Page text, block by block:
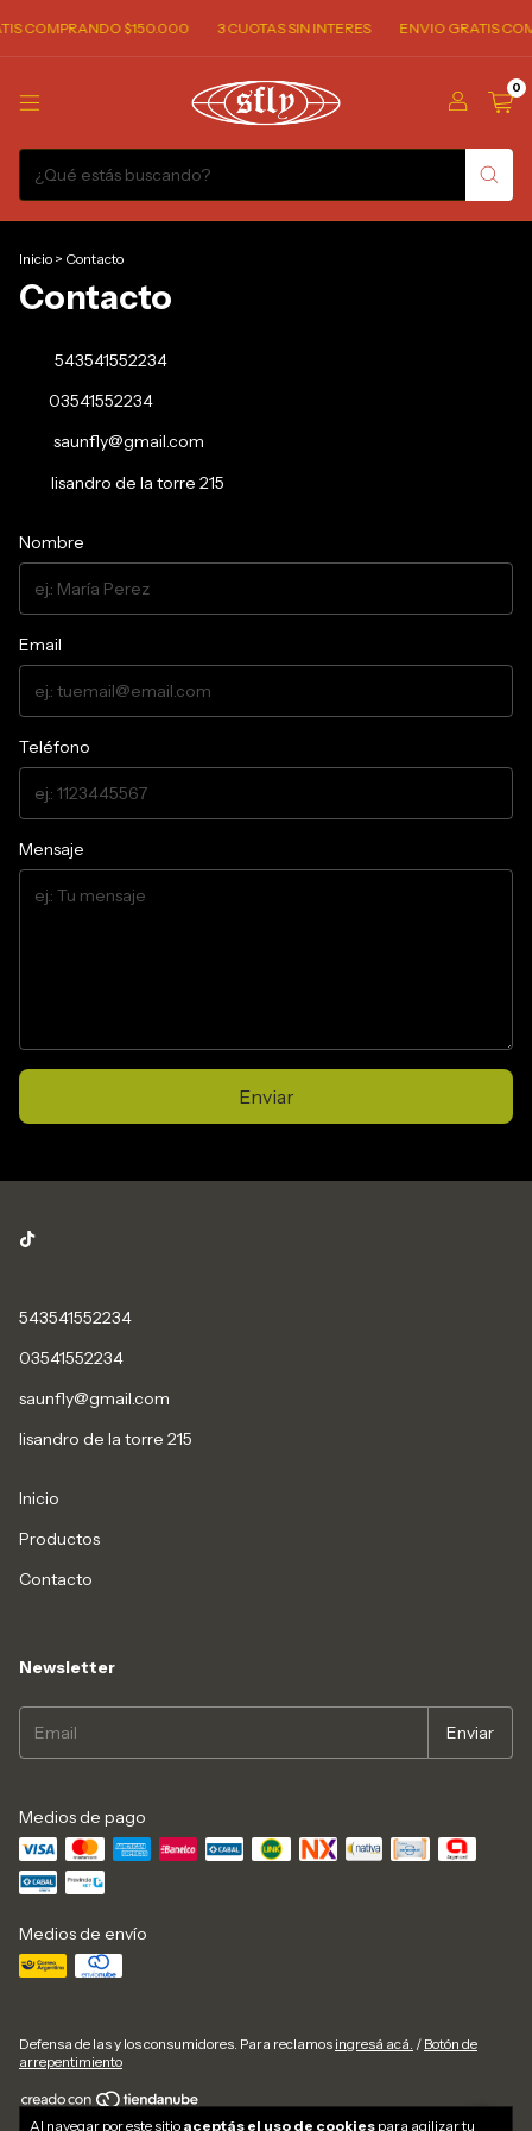
COMPRANDO $150.000 3 CUOTAS SIN INTERES ENVIO GRATIS
0
Al navegar por este sitio aceptás el uso de cookies para agilizar tu
Inicio > Contacto
Contacto
543541552234
03541552234
saunfly@gmail.com
lisandro de la torre 215
Nombre
Email
Teléfono
Mensaje
Enviar
543541552234
03541552234
saunfly@gmail.com
lisandro de la torre 215
Inicio
Productos
Contacto
Newsletter
Medios de pago
Medios de envío
Defensa de las y los consumidores. Para reclamos ingresá acá. / Botón de
arrepentimiento